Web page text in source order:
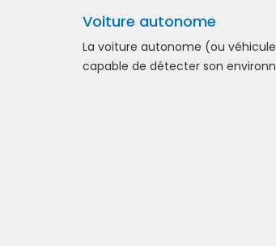
Voiture autonome
La voiture autonome (ou
capable de détecter son